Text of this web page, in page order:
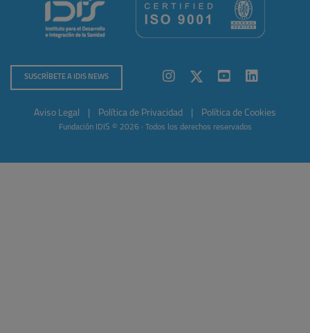
SUSCRÍBETE A IDIS NEWS
Aviso Legal Política de Privacidad Política de Cookies
Fundación IDIS © 2026 · Todos los derechos reservados